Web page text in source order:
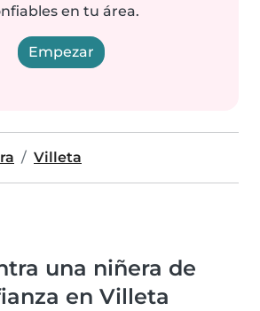
en tu área.
Empezar
Villeta
una niñera de
en Villeta